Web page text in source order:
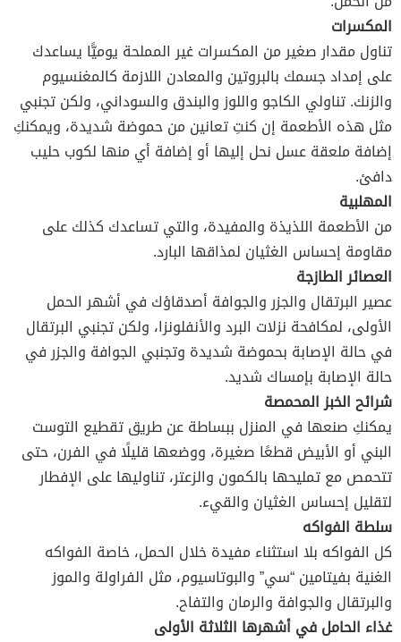
المكسرات
تناول مقدار صغير من المكسرات غير المملحة يوميًّا يساعدك
على إمداد جسمك بالبروتين والمعادن اللازمة كالمغنسيوم
والزنك. تناولي الكاجو واللوز والبندق والسوداني، ولكن تجنبي
مثل هذه الأطعمة إن كنتِ تعانين من حموضة شديدة، ويمكنكِ
إضافة ملعقة عسل نحل إليها أو إضافة أي منها لكوب حليب
دافئ.
المهلبية
من الأطعمة اللذيذة والمفيدة، والتي تساعدك كذلك على
مقاومة إحساس الغثيان لمذاقها البارد.
العصائر الطازجة
عصير البرتقال والجزر والجوافة أصدقاؤك في أشهر الحمل
الأولى، لمكافحة نزلات البرد والأنفلونزا، ولكن تجنبي البرتقال
في حالة الإصابة بحموضة شديدة وتجنبي الجوافة والجزر في
حالة الإصابة بإمساك شديد.
شرائح الخبز المحمصة
يمكنكِ صنعها في المنزل ببساطة عن طريق تقطيع التوست
البني أو الأبيض قطعًا صغيرة، ووضعها قليلًا في الفرن، حتى
تتحمص مع تمليحها بالكمون والزعتر، تناوليها على الإفطار
لتقليل إحساس الغثيان والقيء.
سلطة الفواكه
كل الفواكه بلا استثناء مفيدة خلال الحمل، خاصة الفواكه
الغنية بفيتامين “سي” والبوتاسيوم، مثل الفراولة والموز
والبرتقال والجوافة والرمان والتفاح.
غذاء الحامل في أشهرها الثلاثة الأولى